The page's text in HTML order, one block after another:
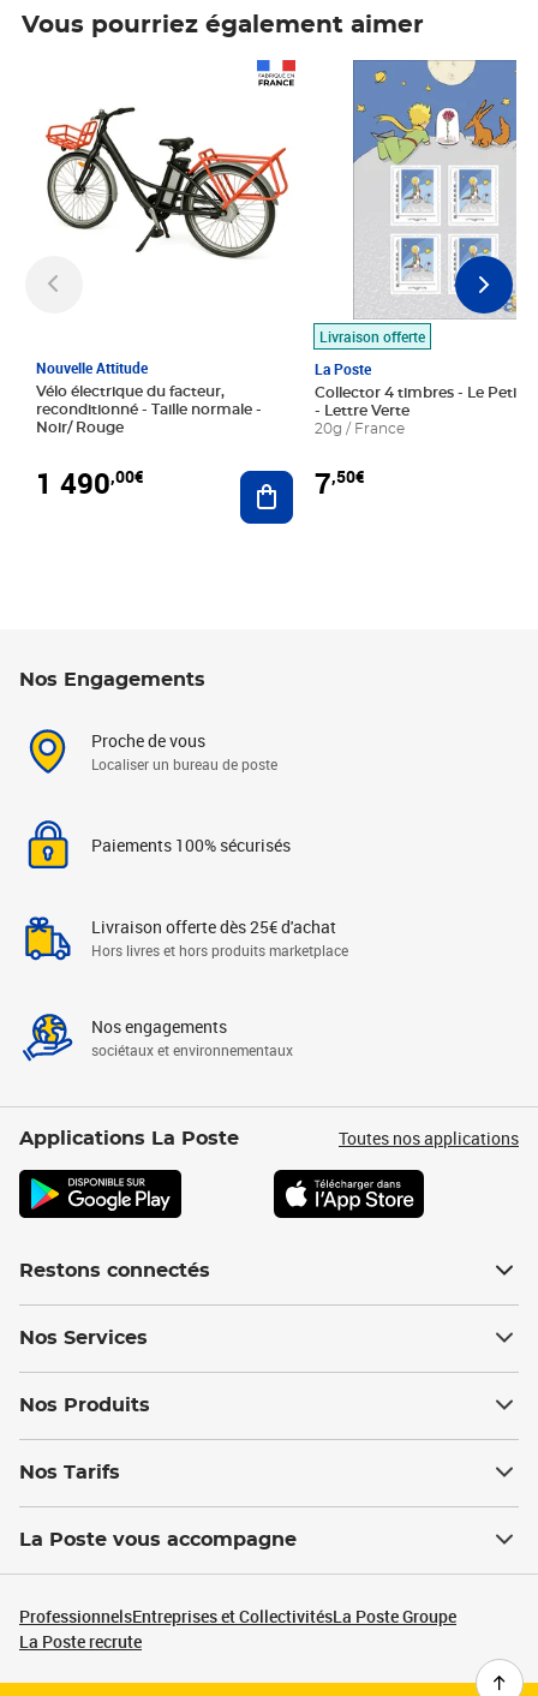
Vous pourriez également aimer
Nouvelle Attitude
Vélo électrique du facteur,
reconditionné - Taille normale -
Noir/ Rouge
1 490,00€ Ajouter au panier
Livraison offerte
La Poste
Collector 4 timbres - Le Petit
- Lettre Verte
20g / France
7,50€
Prix 7,50€
Nos Engagements
Proche de vous
Localiser un bureau de poste
Paiements 100% sécurisés
Livraison offerte dès 25€ d'achat
Hors livres et hors produits marketplace
Nos engagements
sociétaux et environnementaux
Applications La Poste Toutes nos applications
Restons connectés
Nos Services
Nos Produits
Nos Tarifs
La Poste vous accompagne
ProfessionnelsEntreprises et CollectivitésLa Poste Groupe
La Poste recrute